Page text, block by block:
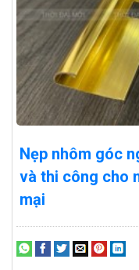
Nẹp nhôm góc
và thi công cho
mại